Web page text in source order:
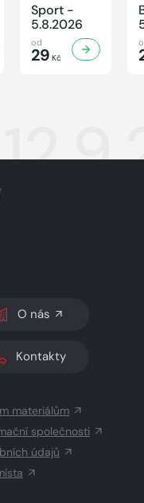
Sport -
5.8.2026
od
29 Kč
SVĚTLÝ/TMAVÝ REŽIM
O nás
Kontakty
materiálům
společnosti
údajů